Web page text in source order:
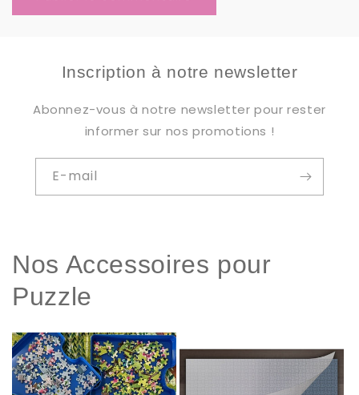
Inscription à notre newsletter
Abonnez-vous à notre newsletter pour rester
informer sur nos promotions !
E-mail
Nos Accessoires pour
Puzzle